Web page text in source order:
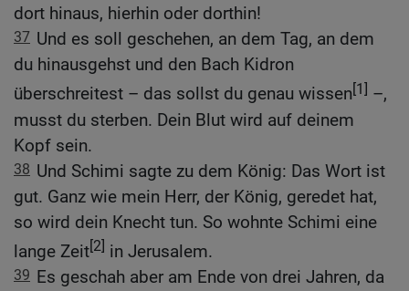
dort hinaus, hierhin oder dorthin!
37 Und es soll geschehen, an dem Tag, an dem
du hinausgehst und den Bach Kidron
überschreitest – das sollst du genau wissen[1] –,
musst du sterben. Dein Blut wird auf deinem
Kopf sein.
38 Und Schimi sagte zu dem König: Das Wort ist
gut. Ganz wie mein Herr, der König, geredet hat,
so wird dein Knecht tun. So wohnte Schimi eine
lange Zeit[2] in Jerusalem.
39 Es geschah aber am Ende von drei Jahren, da